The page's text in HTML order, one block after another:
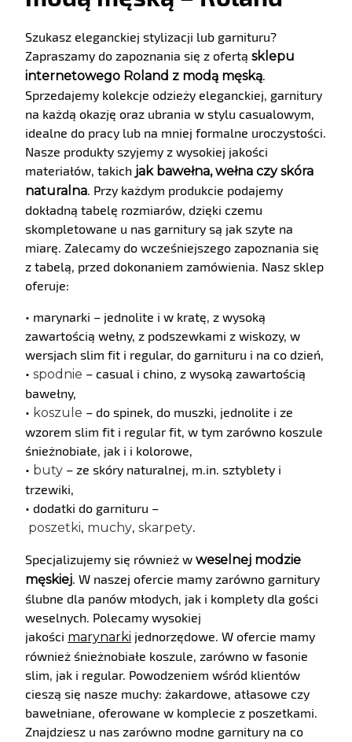
Szukasz eleganckiej stylizacji lub garnituru?
Zapraszamy do zapoznania się z ofertą sklepu
internetowego Roland z modą męską.
Sprzedajemy kolekcje odzieży eleganckiej, garnitury
na każdą okazję oraz ubrania w stylu casualowym,
idealne do pracy lub na mniej formalne uroczystości.
Nasze produkty szyjemy z wysokiej jakości
materiałów, takich jak bawełna, wełna czy skóra
naturalna. Przy każdym produkcie podajemy
dokładną tabelę rozmiarów, dzięki czemu
skompletowane u nas garnitury są jak szyte na
miarę. Zalecamy do wcześniejszego zapoznania się
z tabelą, przed dokonaniem zamówienia. Nasz sklep
oferuje:
• marynarki – jednolite i w kratę, z wysoką
zawartością wełny, z podszewkami z wiskozy, w
wersjach slim fit i regular, do garnituru i na co dzień,
• spodnie – casual i chino, z wysoką zawartością
bawełny,
• koszule – do spinek, do muszki, jednolite i ze
wzorem slim fit i regular fit, w tym zarówno koszule
śnieżnobiałe, jak i i kolorowe,
• buty – ze skóry naturalnej, m.in. sztyblety i
trzewiki,
• dodatki do garnituru –
poszetki, muchy, skarpety.
Specjalizujemy się również w weselnej modzie
męskiej. W naszej ofercie mamy zarówno garnitury
ślubne dla panów młodych, jak i komplety dla gości
weselnych. Polecamy wysokiej
jakości marynarki jednorzędowe. W ofercie mamy
również śnieżnobiałe koszule, zarówno w fasonie
slim, jak i regular. Powodzeniem wśród klientów
cieszą się nasze muchy: żakardowe, atłasowe czy
bawełniane, oferowane w komplecie z poszetkami.
Znajdziesz u nas zarówno modne garnitury na co